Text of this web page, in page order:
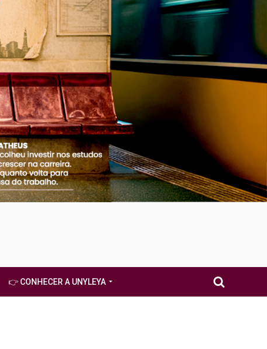
👉 CONHECER A UNYLEYA